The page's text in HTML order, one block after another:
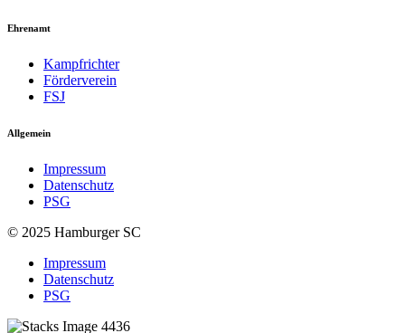
Ehrenamt
Kampfrichter
Förderverein
FSJ
Allgemein
Impressum
Datenschutz
PSG
© 2025 Hamburger SC
Impressum
Datenschutz
PSG